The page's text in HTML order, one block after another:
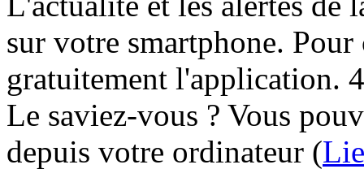
sur votre smartphone.
gratuitement l'application.
Le saviez-vous ? Vous
depuis votre ordinateur (